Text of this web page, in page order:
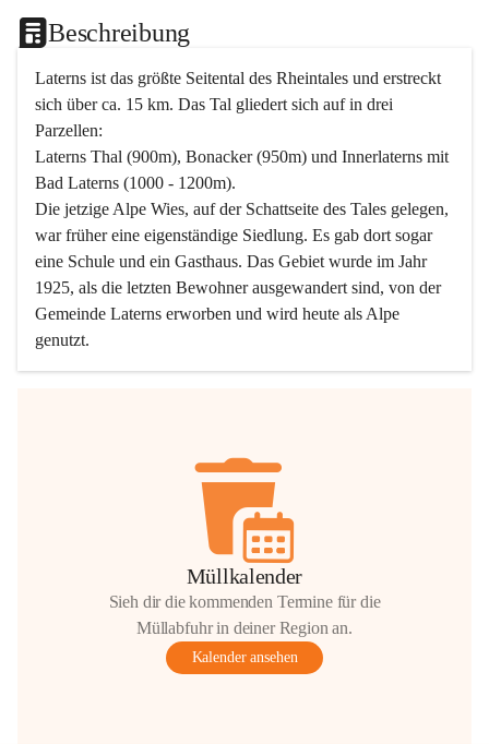
Beschreibung
Laterns ist das größte Seitental des Rheintales und erstreckt
sich über ca. 15 km. Das Tal gliedert sich auf in drei
Parzellen:
Laterns Thal (900m), Bonacker (950m) und Innerlaterns mit
Bad Laterns (1000 - 1200m).
Die jetzige Alpe Wies, auf der Schattseite des Tales gelegen,
war früher eine eigenständige Siedlung. Es gab dort sogar
eine Schule und ein Gasthaus. Das Gebiet wurde im Jahr
1925, als die letzten Bewohner ausgewandert sind, von der
Gemeinde Laterns erworben und wird heute als Alpe
genutzt.
Müllkalender
Sieh dir die kommenden Termine für die
Müllabfuhr in deiner Region an.
Kalender ansehen